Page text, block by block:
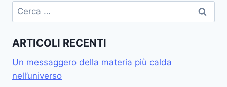
Ricerca
per:
ARTICOLI RECENTI
Un messaggero della materia più calda
nell’universo